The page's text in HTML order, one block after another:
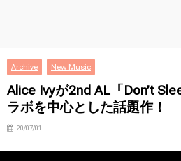
Archive New Music
Alice Ivyが2nd AL「Don’t
ラボを中心とした話題作！
20/07/01